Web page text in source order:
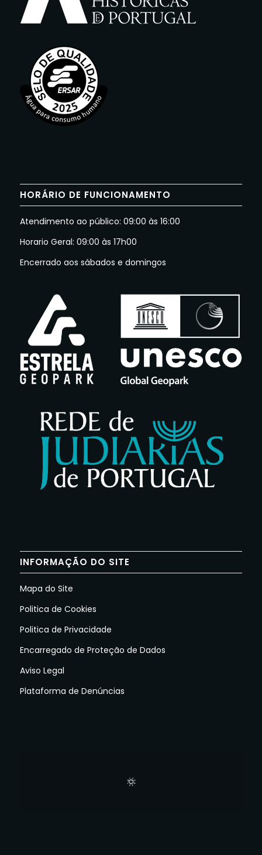
HORÁRIO DE FUNCIONAMENTO
Atendimento ao público: 09:00 às 16:00
Horario Geral: 09:00 às 17h00
Encerrado aos sábados e domingos
INFORMAÇÃO DO SITE
Mapa do Site
Politica de Cookies
Politica de Privacidade
Encarregado de Proteção de Dados
Aviso Legal
Plataforma de Denúncias